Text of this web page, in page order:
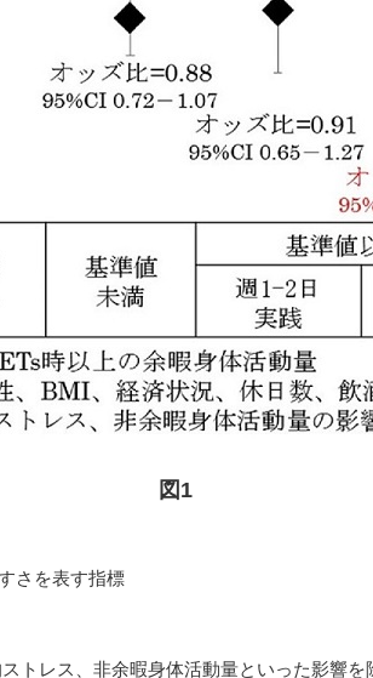
図1
さを表す指標
レス、非余暇身体活動量といった影響を